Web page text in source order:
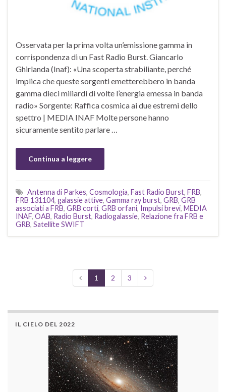
Osservata per la prima volta un’emissione gamma in
corrispondenza di un Fast Radio Burst. Giancarlo
Ghirlanda (Inaf): «Una scoperta strabiliante, perché
implica che queste sorgenti emetterebbero in banda
gamma dieci miliardi di volte l’energia emessa in banda
radio» Sorgente: Raffica cosmica ai due estremi dello
spettro | MEDIA INAF Molte persone hanno
sicuramente sentito parlare …
Continua a leggere
Antenna di Parkes, Cosmologia, Fast Radio Burst, FRB,
FRB 131104, galassie attive, Gamma ray burst, GRB, GRB
associati a FRB, GRB corti, GRB orfani, Impulsi brevi, MEDIA
INAF, OAB, Radio Burst, Radiogalassie, Relazione fra FRB e
GRB, Satellite SWIFT
1 2 3
IL CIELO DEL 2022